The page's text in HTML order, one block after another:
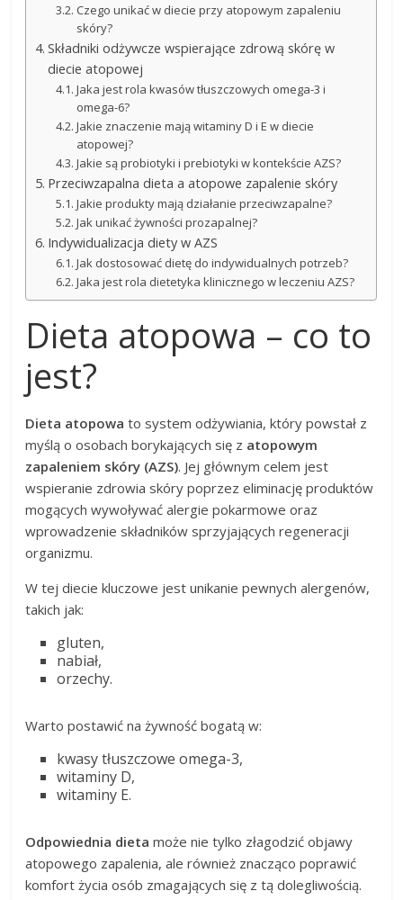
Czego unikać w diecie przy atopowym zapaleniu
skóry?
Składniki odżywcze wspierające zdrową skórę w
diecie atopowej
Jaka jest rola kwasów tłuszczowych omega-3 i
omega-6?
Jakie znaczenie mają witaminy D i E w diecie
atopowej?
Jakie są probiotyki i prebiotyki w kontekście AZS?
Przeciwzapalna dieta a atopowe zapalenie skóry
Jakie produkty mają działanie przeciwzapalne?
Jak unikać żywności prozapalnej?
Indywidualizacja diety w AZS
Jak dostosować dietę do indywidualnych potrzeb?
Jaka jest rola dietetyka klinicznego w leczeniu AZS?
Dieta atopowa – co to
jest?
Dieta atopowa to system odżywiania, który powstał z
myślą o osobach borykających się z atopowym
zapaleniem skóry (AZS). Jej głównym celem jest
wspieranie zdrowia skóry poprzez eliminację produktów
mogących wywoływać alergie pokarmowe oraz
wprowadzenie składników sprzyjających regeneracji
organizmu.
W tej diecie kluczowe jest unikanie pewnych alergenów,
takich jak:
gluten,
nabiał,
orzechy.
Warto postawić na żywność bogatą w:
kwasy tłuszczowe omega-3,
witaminy D,
witaminy E.
Odpowiednia dieta może nie tylko złagodzić objawy
atopowego zapalenia, ale również znacząco poprawić
komfort życia osób zmagających się z tą dolegliwością.